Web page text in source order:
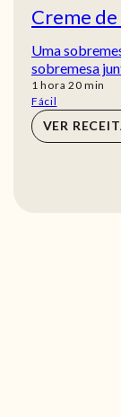
Creme
Uma
sobremesa
1 hora
hora 20min
min
Fácil
VER